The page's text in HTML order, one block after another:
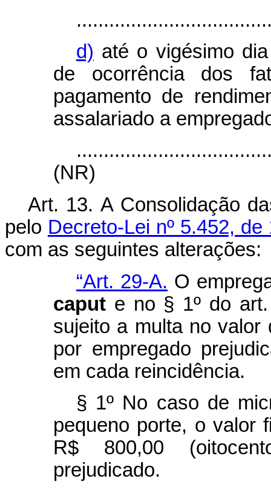
d) até o vigésimo
de ocorrência dos
pagamento de
assalariado a
(NR)
Art. 13. A Consolidação
pelo Decreto-Lei nº 5.452, de
com as seguintes
“Art. 29-A. O
caput e no § 1º do
sujeito a multa no valor
por empregado
em cada reincidência.
§ 1º No caso de
pequeno porte, o valor
R$ 800,00
prejudicado.